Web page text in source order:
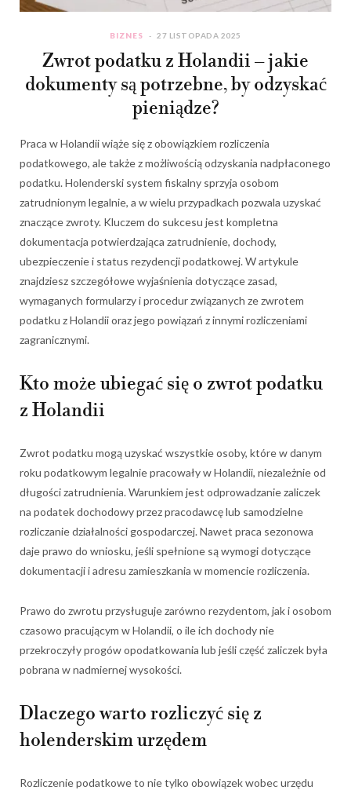
BIZNES 27 LISTOPADA 2025
Zwrot podatku z Holandii – jakie
dokumenty są potrzebne, by odzyskać
pieniądze?
Praca w Holandii wiąże się z obowiązkiem rozliczenia
podatkowego, ale także z możliwością odzyskania nadpłaconego
podatku. Holenderski system fiskalny sprzyja osobom
zatrudnionym legalnie, a w wielu przypadkach pozwala uzyskać
znaczące zwroty. Kluczem do sukcesu jest kompletna
dokumentacja potwierdzająca zatrudnienie, dochody,
ubezpieczenie i status rezydencji podatkowej. W artykule
znajdziesz szczegółowe wyjaśnienia dotyczące zasad,
wymaganych formularzy i procedur związanych ze zwrotem
podatku z Holandii oraz jego powiązań z innymi rozliczeniami
zagranicznymi.
Kto może ubiegać się o zwrot podatku
z Holandii
Zwrot podatku mogą uzyskać wszystkie osoby, które w danym
roku podatkowym legalnie pracowały w Holandii, niezależnie od
długości zatrudnienia. Warunkiem jest odprowadzanie zaliczek
na podatek dochodowy przez pracodawcę lub samodzielne
rozliczanie działalności gospodarczej. Nawet praca sezonowa
daje prawo do wniosku, jeśli spełnione są wymogi dotyczące
dokumentacji i adresu zamieszkania w momencie rozliczenia.
Prawo do zwrotu przysługuje zarówno rezydentom, jak i osobom
czasowo pracującym w Holandii, o ile ich dochody nie
przekroczyły progów opodatkowania lub jeśli część zaliczek była
pobrana w nadmiernej wysokości.
Dlaczego warto rozliczyć się z
holenderskim urzędem
Rozliczenie podatkowe to nie tylko obowiązek wobec urzędu